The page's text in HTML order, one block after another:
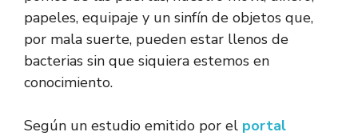
papeles, equipaje y un sinfín de objetos que,
por mala suerte, pueden estar llenos de
bacterias sin que siquiera estemos en
conocimiento.
Según un estudio emitido por el portal